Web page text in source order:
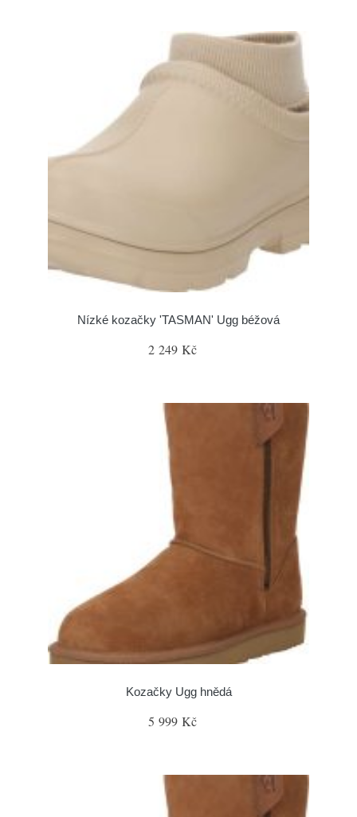
Nízké kozačky 'TASMAN' Ugg béžová
2 249 Kč
Kozačky Ugg hnědá
5 999 Kč